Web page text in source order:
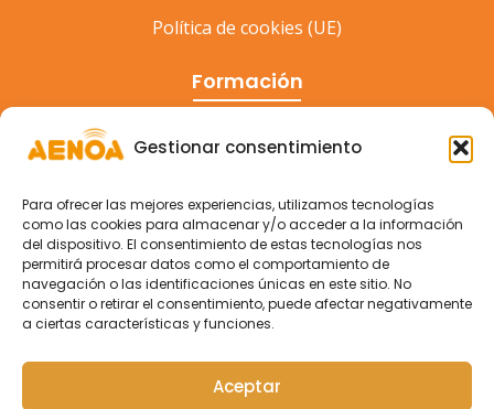
Gestionar consentimiento
Para ofrecer las mejores experiencias, utilizamos tecnologías
como las cookies para almacenar y/o acceder a la información
del dispositivo. El consentimiento de estas tecnologías nos
permitirá procesar datos como el comportamiento de
navegación o las identificaciones únicas en este sitio. No
consentir o retirar el consentimiento, puede afectar negativamente
a ciertas características y funciones.
Aceptar
Política de cookies (UE)
Formación
Congreso